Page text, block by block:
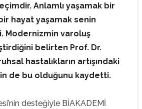
Anlamlı yaşamak bir
hayat yaşamak senin
Modernizmin varoluş
belirten Prof. Dr.
hastalıkların artışındaki
de bu olduğunu kaydetti.
desteğiyle BİAKADEMİ